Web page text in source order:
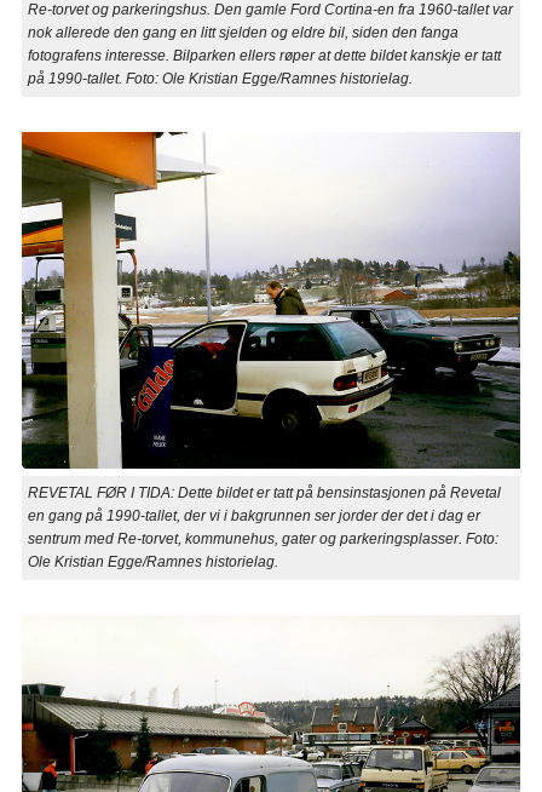
Re-torvet og parkeringshus. Den gamle Ford Cortina-en fra 1960-tallet var
nok allerede den gang en litt sjelden og eldre bil, siden den fanga
fotografens interesse. Bilparken ellers røper at dette bildet kanskje er tatt
på 1990-tallet. Foto: Ole Kristian Egge/Ramnes historielag.
REVETAL FØR I TIDA: Dette bildet er tatt på bensinstasjonen på Revetal
en gang på 1990-tallet, der vi i bakgrunnen ser jorder der det i dag er
sentrum med Re-torvet, kommunehus, gater og parkeringsplasser. Foto:
Ole Kristian Egge/Ramnes historielag.